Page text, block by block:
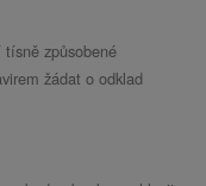
způsobené
žádat o odklad